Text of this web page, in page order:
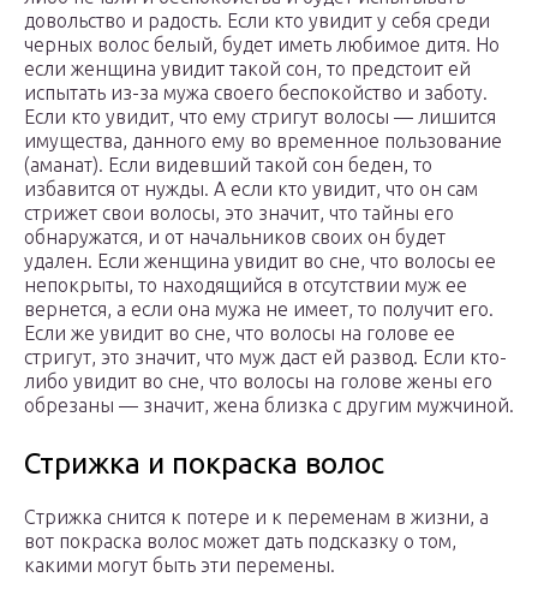
довольство и радость. Если кто увидит у себя среди
черных волос белый, будет иметь любимое дитя. Но
если женщина увидит такой сон, то предстоит ей
испытать из-за мужа своего беспокойство и заботу.
Если кто увидит, что ему стригут волосы — лишится
имущества, данного ему во временное пользование
(аманат). Если видевший такой сон беден, то
избавится от нужды. А если кто увидит, что он сам
стрижет свои волосы, это значит, что тайны его
обнаружатся, и от начальников своих он будет
удален. Если женщина увидит во сне, что волосы ее
непокрыты, то находящийся в отсутствии муж ее
вернется, а если она мужа не имеет, то получит его.
Если же увидит во сне, что волосы на голове ее
стригут, это значит, что муж даст ей развод. Если кто-
либо увидит во сне, что волосы на голове жены его
обрезаны — значит, жена близка с другим мужчиной.
Стрижка и покраска волос
Стрижка снится к потере и к переменам в жизни, а
вот покраска волос может дать подсказку о том,
какими могут быть эти перемены.